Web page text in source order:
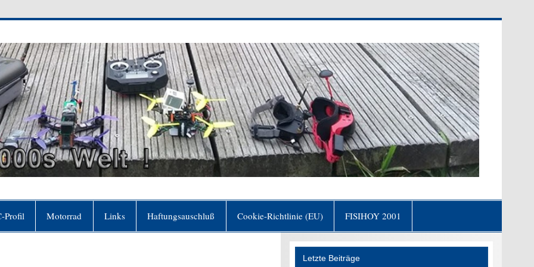
Profil Motorrad Links Haftungsauschluß Cookie-Richtlinie (EU) FISIHOY 2001
Letzte Beiträge